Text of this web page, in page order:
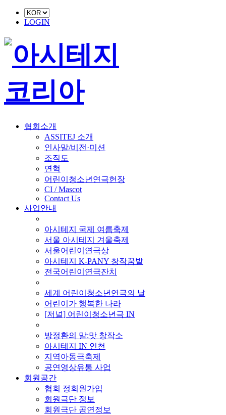
LOGIN
협회소개
ASSITEJ 소개
인사말/비전·미션
조직도
연혁
어린이청소년연극헌장
CI / Mascot
Contact Us
사업안내
아시테지 국제 여름축제
서울 아시테지 겨울축제
서울어린이연극상
아시테지 K-PANY 창작꿈밭
전국어린이연극잔치
세계 어린이청소년연극의 날
어린이가 행복한 나라
[저널] 어린이청소년극 IN
방정환의 말:맛 창작소
아시테지 IN 인천
지역아동극축제
공연영상유통 사업
회원공간
협회 정회원가입
회원극단 정보
회원극단 공연정보